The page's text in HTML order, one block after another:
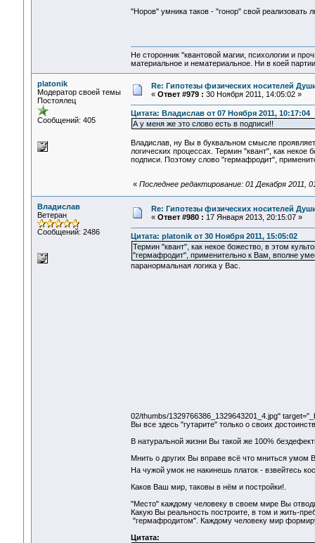
"Норов" умника таков - "гонор" свой реализовать
Не сторонник "квантовой магии, психологии и
материальное и нематериальное. Ни в коей
platonik
Модератор своей темы
Постоялец
Сообщений: 405
Re: Гипотезы физических носителей
« Ответ #979 : 30 Ноября 2011, 14:05:02 »
Цитата: Владислав от 07 Ноября 2011, 10:17:04
А у меня же это слово есть в подписи!!
Владислав, ну Вы в буквальном смысле
логических процессах. Термин "квант", как некое
подписи. Поэтому слово "гермафродит",
« Последнее редактирование: 01 Декабря 2011,
Владислав
Ветеран
Сообщений: 2486
Re: Гипотезы физических носителей
« Ответ #980 : 17 Января 2013, 20:15:07 »
Цитата: platonik от 30 Ноября 2011, 15:05:02
Термин "квант", как некое божество, в этом
"гермафродит", применительно к Вам, вполне
паранормальная логика у Вас.
02/thumbs/1329766386_1329643201_4.jpg"
Вы все здесь "гутарите" только о своих
В натуральной жизни Вы такой же 100%
Мнить о других Вы вправе всё что мниться умом
На чужой умок не накинешь платок - взвейтесь
Каков Ваш мир, таковы в нём и постройки!.
"Место" каждому человеку в своем мире Вы
Какую Вы реальность построите, в том и жить-
"гермафродитом". Каждому человеку мир
Цитата: